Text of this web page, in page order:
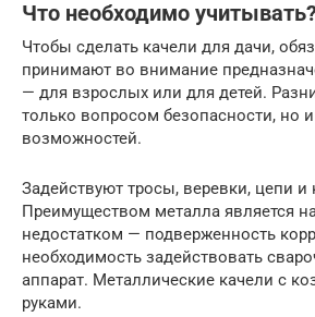
Что необходимо
Чтобы сделать качели для дачи,
принимают во внимание
— для взрослых или для детей.
только вопросом безопасности, но
возможностей.
Задействуют тросы, веревки, цепи и
Преимуществом металла является
недостатком — подверженность
необходимость задействовать
аппарат. Металлические качели с
руками.